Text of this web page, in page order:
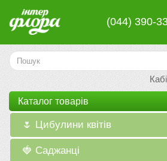
(044) 390-
Каталог товарiв
🌷 Цибулини квітів
🍓 Саджанці